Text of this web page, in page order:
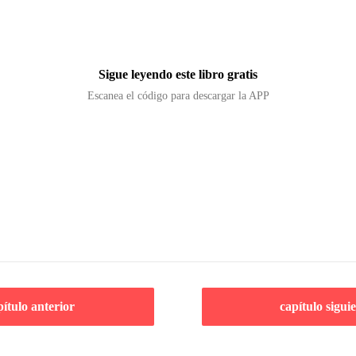
Sigue leyendo este libro gratis
Escanea el código para descargar la APP
anterior capítulo